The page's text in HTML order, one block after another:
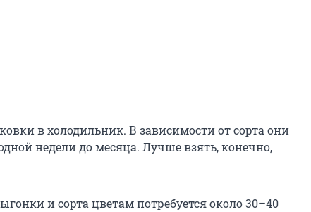
в холодильник. В зависимости от сорта они
недели до месяца. Лучше взять, конечно,
и сорта цветам потребуется около 30–40